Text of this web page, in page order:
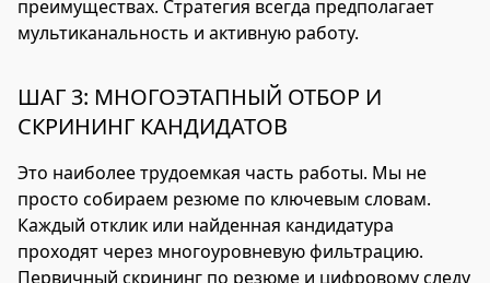
преимуществах. Стратегия всегда предполагает
мультиканальность и активную работу.
ШАГ 3: МНОГОЭТАПНЫЙ ОТБОР И
СКРИНИНГ КАНДИДАТОВ
Это наиболее трудоемкая часть работы. Мы не
просто собираем резюме по ключевым словам.
Каждый отклик или найденная кандидатура
проходят через многоуровневую фильтрацию.
Первичный скрининг по резюме и цифровому следу